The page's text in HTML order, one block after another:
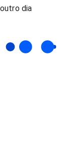
outro dia